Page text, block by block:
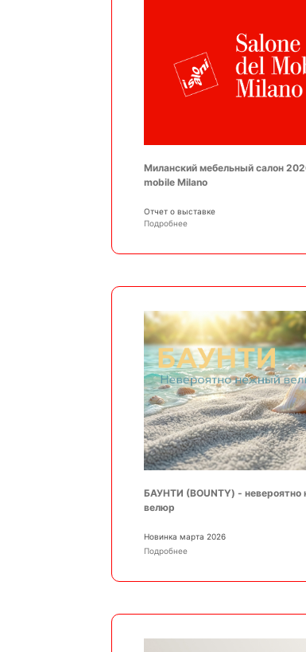
Миланский мебельный салон
mobile Milano
Отчет о выставке
Подробнее
БАУНТИ (BOUNTY) -
велюр
Новинка марта 2026
Подробнее